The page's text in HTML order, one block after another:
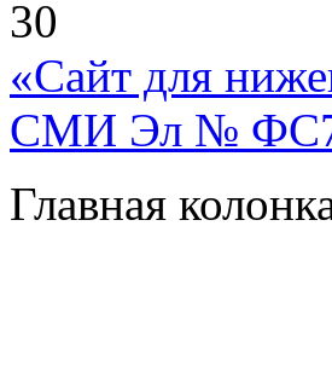
30
«Сайт для
СМИ Эл №
Главная